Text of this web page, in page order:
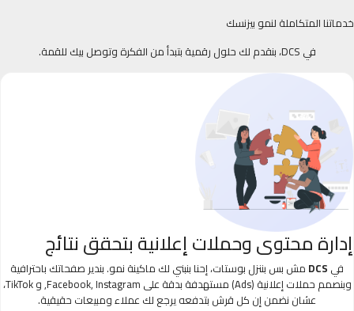
خدماتنا المتكاملة لنمو بيزنسك
في DCS، بنقدم لك حلول رقمية بتبدأ من الفكرة وتوصل بيك للقمة.
إدارة محتوى وحملات إعلانية بتحقق نتائج
في DCS مش بس بننزل بوستات، إحنا بنبني لك ماكينة نمو. بندير صفحاتك باحترافية
وبنصمم حملات إعلانية (Ads) مستهدفة بدقة على Facebook, Instagram, و TikTok،
عشان نضمن إن كل قرش بتدفعه يرجع لك عملاء ومبيعات حقيقية.